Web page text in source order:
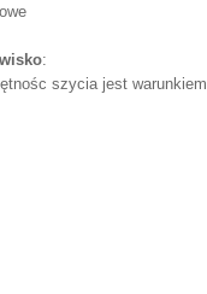
:
szycia jest warunkiem